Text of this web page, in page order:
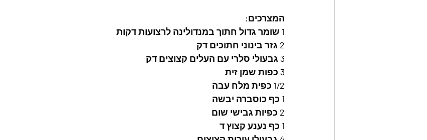
המצרכים:
1 שומר גדול חתוך במנדולינה לרצועות דקות
2 גזר בינוני חתוכים דק
3 גבעולי סלרי עם העלים קצוצים דק
3 כפות שמן זית
1/2 כפית מלח עבה
1 כף כוסברה יבשה
2 כפיות גבישי שום
1 כף נענע קצוץ ד